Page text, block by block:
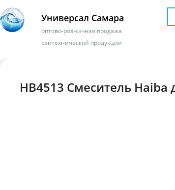
Универсал Самара
оптово-розничная продажа
сантехнической продукции
HB4513 Смеситель